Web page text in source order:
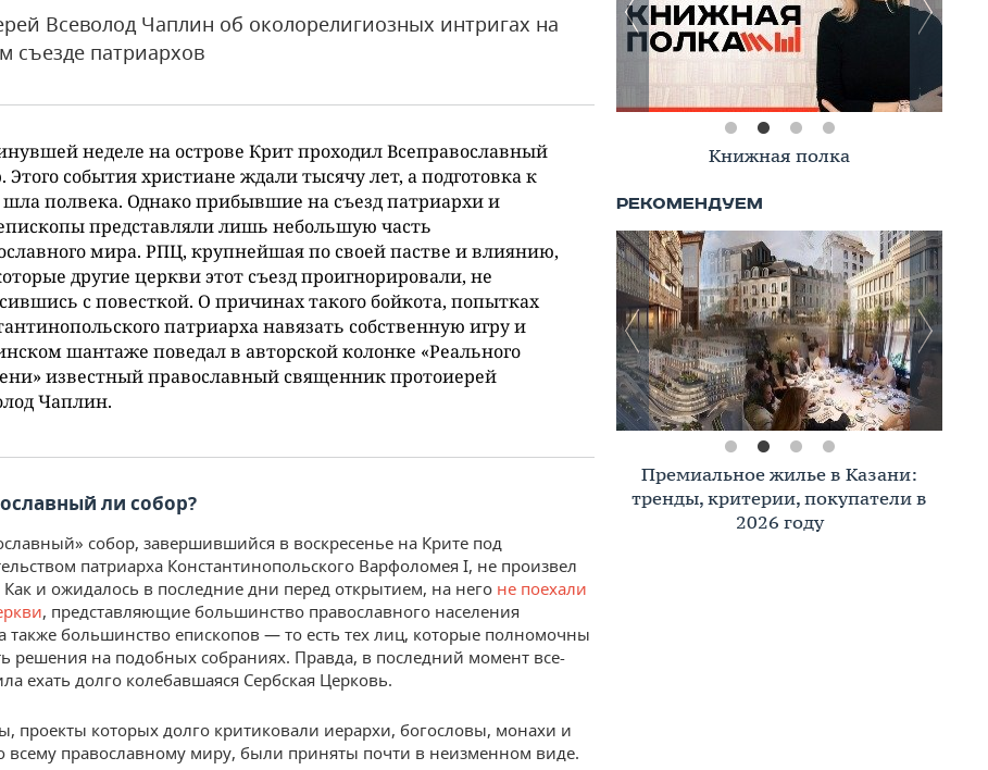
Всеволод Чаплин об околорелигиозных интригах на
съезде патриархов
неделе на острове Крит проходил Всеправославный
Этого события христиане ждали тысячу лет, а подготовка к
полвека. Однако прибывшие на съезд патриархи и
представляли лишь небольшую часть
мира. РПЦ, крупнейшая по своей пастве и влиянию,
другие церкви этот съезд проигнорировали, не
с повесткой. О причинах такого бойкота, попытках
патриарха навязать собственную игру и
шантаже поведал в авторской колонке «Реального
известный православный священник протоиерей
Чаплин.
ли собор?
собор, завершившийся в воскресенье на Крите под
патриарха Константинопольского Варфоломея I, не произвел
Как и ожидалось в последние дни перед открытием, на него не поехали
, представляющие большинство православного населения
также большинство епископов — то есть тех лиц, которые полномочны
решения на подобных собраниях. Правда, в последний момент все-
ехать долго колебавшаяся Сербская Церковь.
проекты которых долго критиковали иерархи, богословы, монахи и
всему православному миру, были приняты почти в неизменном виде.
Книжная полка
Премиальное жилье в Казани:
тренды, критерии, покупатели в
2026 году